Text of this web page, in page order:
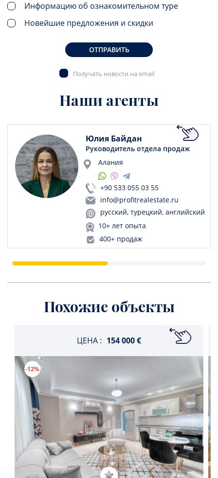
Информацию об ознакомительном туре
Новейшие предложения и скидки
ОТПРАВИТЬ
Получать новости на email
Наши агенты
Юлия Байдан
Руководитель отдела продаж
Алания
+90 533 055 03 55
info@profitrealestate.ru
русский, турецкий, английский
10+ лет опыта
400+ продаж
Похожие объекты
ЦЕНА : 154 000 €
-12%